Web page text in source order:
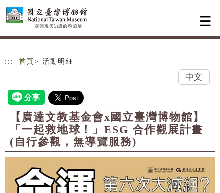
跳到主要內容
網站導覽
::: 首頁 > 活動明細
中文
【廣達文教基金會x國立臺灣博物館】
「一起救地球！」ESG 合作觀展計畫
(自行參觀，無導覽服務)